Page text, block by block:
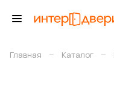
Главная – Каталог –